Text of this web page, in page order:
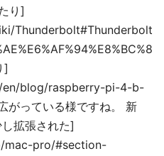
り]
Thunderbolt#Thunderbolt
]
blog/raspberry-pi-4-b-
がっている様ですね。 新
拡張された]
mac-pro/#section-